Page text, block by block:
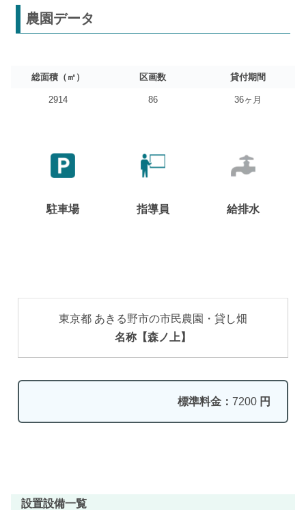
農園データ
総面積（㎡） 区画数 貸付期間
2914 86 36ヶ月
駐車場 指導員 給排水
東京都 あきる野市の市民農園・貸し畑
名称【森ノ上】
標準料金： 7200 円
設置設備一覧